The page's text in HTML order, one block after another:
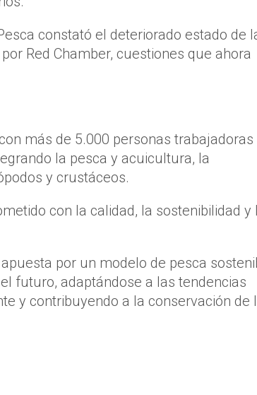
constató el deteriorado estado de
Red Chamber, cuestiones que ahora
más de 5.000 personas trabajadoras
la pesca y acuicultura, la
y crustáceos.
con la calidad, la sostenibilidad y
por un modelo de pesca
futuro, adaptándose a las tendencias
y contribuyendo a la conservación de